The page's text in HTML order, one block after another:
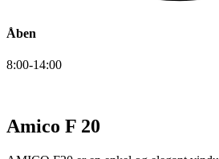
Åben
8:00-14:00
Amico F 20